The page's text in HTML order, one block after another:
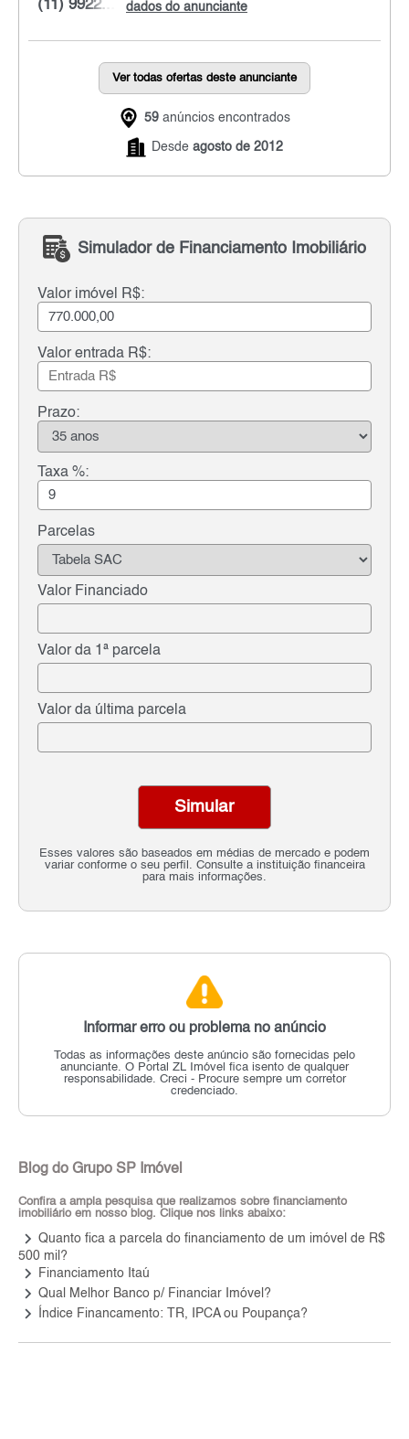
dados do anunciante
(11) 9922...
Ver todas ofertas deste anunciante
59 anúncios encontrados
Desde agosto de 2012
Simulador de Financiamento Imobiliário
Valor imóvel R$:
Valor entrada R$:
Prazo:
Taxa %:
Parcelas
Valor Financiado
Valor da 1ª parcela
Valor da última parcela
Esses valores são baseados em médias de mercado e podem
variar conforme o seu perfil. Consulte a instituição financeira
para mais informações.
Simular
Informar erro ou problema no anúncio
Todas as informações deste anúncio são fornecidas pelo
anunciante. O Portal ZL Imóvel fica isento de qualquer
responsabilidade. Creci - Procure sempre um corretor
credenciado.
Blog do Grupo SP Imóvel
Confira a ampla pesquisa que realizamos sobre financiamento
imobiliário em nosso blog. Clique nos links abaixo:
keyboard_arrow_right Quanto fica a parcela do financiamento de um imóvel de R$
500 mil?
keyboard_arrow_right Financiamento Itaú
keyboard_arrow_right Qual Melhor Banco p/ Financiar Imóvel?
keyboard_arrow_right Índice Financamento: TR, IPCA ou Poupança?